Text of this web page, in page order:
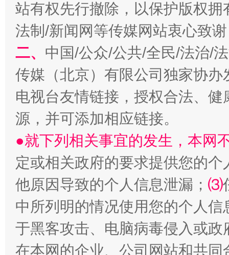
站有权先行撤除，以保护版权
法制/新闻网等传媒网站衷心致
二、 中国/公众/公共/全民/法治/
传媒（北京）有限公司独家协
电视台友情链接，授权合法、
源，并可添加相应链接。
●就下列相关事宜的发生，本网
定或相关政府的要求提供您的个
他原因导致的个人信息泄漏； ⑶
中所列明的情况使用您的个人
于黑客攻击、电脑病毒侵入或
在本网的企业、公司网站和共